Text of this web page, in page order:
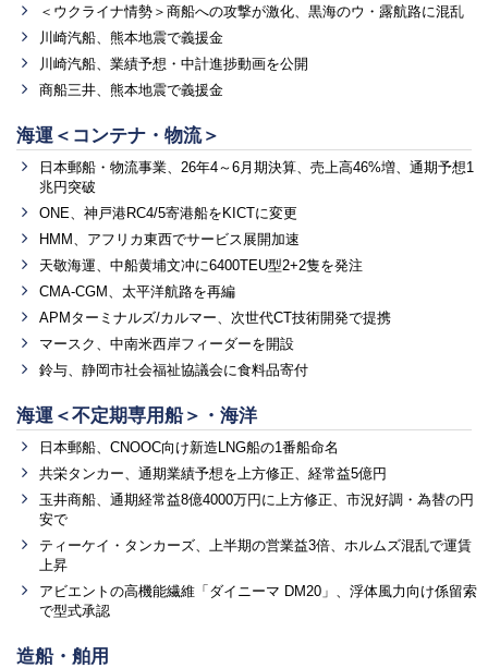
＜ウクライナ情勢＞商船への攻撃が激化、黒海のウ・露航路に混乱
川崎汽船、熊本地震で義援金
川崎汽船、業績予想・中計進捗動画を公開
商船三井、熊本地震で義援金
海運＜コンテナ・物流＞
日本郵船・物流事業、26年4～6月期決算、売上高46%増、通期予想1
兆円突破
ONE、神戸港RC4/5寄港船をKICTに変更
HMM、アフリカ東西でサービス展開加速
天敬海運、中船黄埔文冲に6400TEU型2+2隻を発注
CMA-CGM、太平洋航路を再編
APMターミナルズ/カルマー、次世代CT技術開発で提携
マースク、中南米西岸フィーダーを開設
鈴与、静岡市社会福祉協議会に食料品寄付
海運＜不定期専用船＞・海洋
日本郵船、CNOOC向け新造LNG船の1番船命名
共栄タンカー、通期業績予想を上方修正、経常益5億円
玉井商船、通期経常益8億4000万円に上方修正、市況好調・為替の円
安で
ティーケイ・タンカーズ、上半期の営業益3倍、ホルムズ混乱で運賃
上昇
アビエントの高機能繊維「ダイニーマ DM20」、浮体風力向け係留索
で型式承認
造船・舶用